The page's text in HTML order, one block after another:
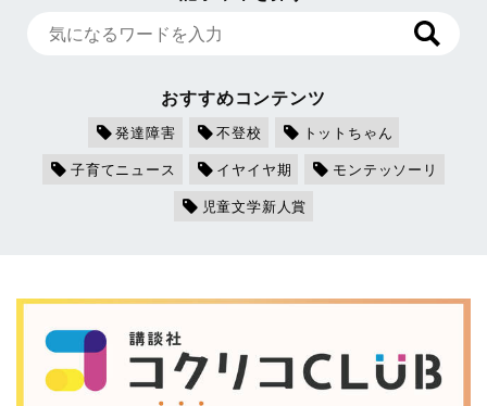
おすすめコンテンツ
発達障害 不登校
トットちゃん
子育てニュース
イヤイヤ期
モンテッソーリ
児童文学新人賞